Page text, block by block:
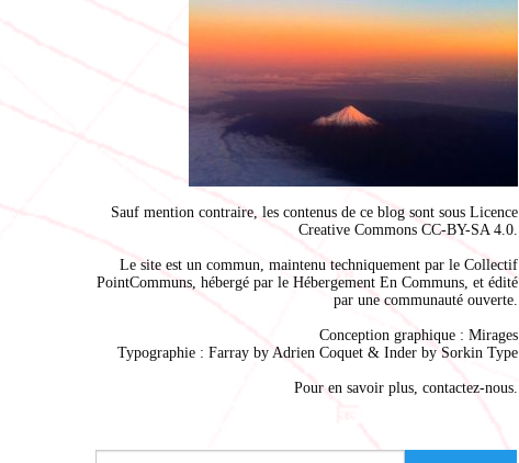
Sauf mention contraire, les contenus de ce blog sont sous Licence
Creative Commons CC-BY-SA 4.0.
Le site est un commun, maintenu techniquement par le Collectif
PointCommuns, hébergé par le Hébergement En Communs, et édité
par une communauté ouverte.
Conception graphique : Mirages
Typographie : Farray by Adrien Coquet & Inder by Sorkin Type
Pour en savoir plus, contactez-nous.